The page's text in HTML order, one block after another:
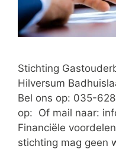
Stichting
Hilversum
Bel ons op: 035-
op: Of mail naar:
Financiële
stichting mag geen